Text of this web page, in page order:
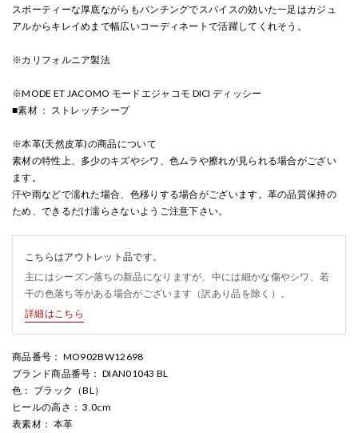
スポーティーな厚底ながらもパンチングでスパイスの効いた一足はカジュ
アルからキレイめまで幅広いコーディネートで活躍してくれそう。
※カリフォルニア製法
※MODE ET JACOMO モードエジャコモ DICI ディッシー
■素材 ： ストレッチシープ
※本革(天然皮革)の商品について
素材の特性上、多少のキズやシワ、色ムラや擦れが見られる場合がござい
ます。
汗や雨などで濡れた場合、色移りする場合がございます。革の品質保持の
ため、できるだけ濡らさないようご注意下さい。
こちらはアウトレット品です。
主にはシーズン落ちの新品になりますが、中には細かな傷やシワ、若
干の色落ち等がある場合がございます（訳あり品を除く）。
詳細はこちら
商品番号 ： MO902BW12698
ブランド商品番号 ： DIAN01043 BL
色 ： ブラック（BL）
ヒールの高さ ： 3.0cm
表素材： 本革